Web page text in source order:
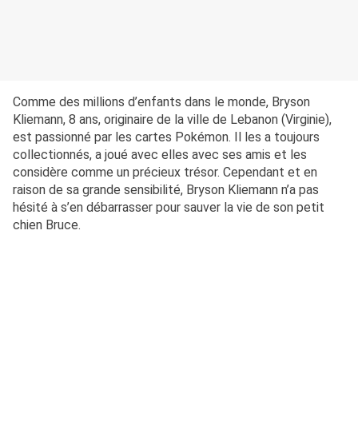
Comme des millions d’enfants dans le monde, Bryson
Kliemann, 8 ans, originaire de la ville de Lebanon (Virginie),
est passionné par les cartes Pokémon. Il les a toujours
collectionnés, a joué avec elles avec ses amis et les
considère comme un précieux trésor. Cependant et en
raison de sa grande sensibilité, Bryson Kliemann n’a pas
hésité à s’en débarrasser pour sauver la vie de son petit
chien Bruce.